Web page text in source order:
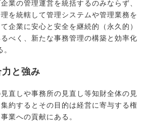
業の管理運営を統括するのみならず、
を統轄して管理システムや管理業務を
企業に安心と安全を継続的（永久的）
べく、新たな事務管理の構築と効率化
と強み
直しや事務所の見直し等知財全体の見
約するとその目的は経営に寄与する権
業への貢献にある。